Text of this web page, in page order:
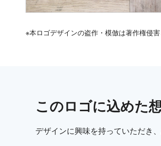
※本ロゴデザインの盗作・模倣は著作権侵
このロゴに込めた
デザインに興味を持っていただき